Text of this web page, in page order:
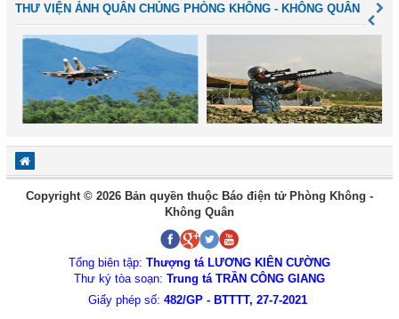
THƯ VIỆN ẢNH QUÂN CHỦNG PHÒNG KHÔNG - KHÔNG QUÂN
Copyright © 2026 Bản quyền thuộc Báo điện tử Phòng Không -
Không Quân
Tổng biên tập: Thượng tá LƯƠNG KIÊN CƯỜNG
Thư ký tòa soạn: Trung tá TRẦN CÔNG GIANG
Giấy phép số: 482/GP - BTTTT, 27-7-2021